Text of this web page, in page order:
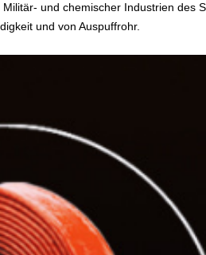
und chemischer Industrien des
und von Auspuffrohr.